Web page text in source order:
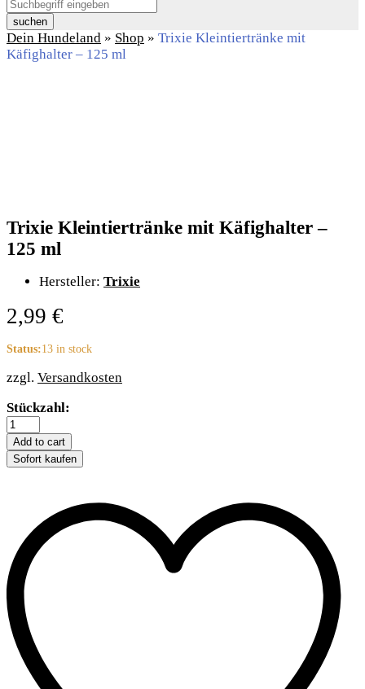
suchen
Dein Hundeland » Shop » Trixie Kleintiertränke mit
Käfighalter – 125 ml
Trixie Kleintiertränke mit Käfighalter –
125 ml
Hersteller: Trixie
2,99 €
Status:13 in stock
zzgl. Versandkosten
Trixie
Kleintiertränke
mit
Käfighalter
-
quantity
Stückzahl:
Add to cart
Sofort kaufen